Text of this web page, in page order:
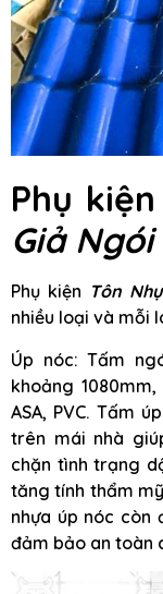
Phụ
Giả Ngói
Phụ kiện Tôn
nhiều loại và mỗi
Úp nóc: Tấm
khoảng
ASA, PVC. Tấm
trên mái nhà
chặn tình trạng
tăng tính thẩm
nhựa úp nóc còn
đảm bảo an toàn